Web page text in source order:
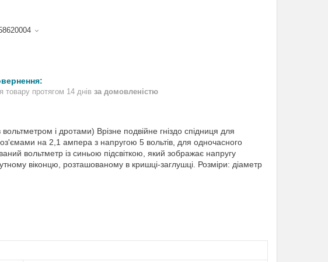
товару протягом 14 днів за домовленістю
і дротами) Врізне подвійне гніздо спідниця для
на 2,1 ампера з напругою 5 вольтів, для одночасного
вольтметр із синьою підсвіткою, який зображає напругу
віконцю, розташованому в кришці-заглушці. Розміри: діаметр